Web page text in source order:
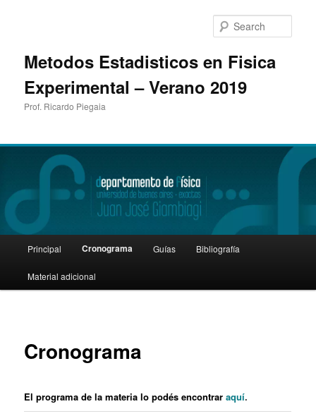
Metodos Estadisticos en Fisica
Experimental – Verano 2019
Prof. Ricardo Piegaia
Skip
to
Principal Cronograma Guías Bibliografía
Material adicional
Cronograma
El programa de la materia lo podés encontraraquí.